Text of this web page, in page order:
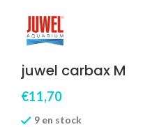
juwel carbax M
€11,70
9 en stock